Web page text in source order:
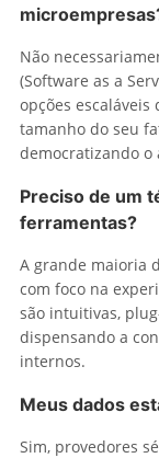
Não
(Software as a
opções
tamanho do seu
democratizando o
Preciso de um
ferramentas?
A grande maioria
com foco na
são intuitivas,
dispensando a
internos.
Meus dados
Sim, provedores